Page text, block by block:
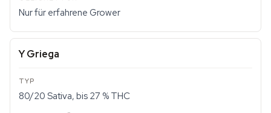
Nur für erfahrene Grower
Y Griega
80/20 Sativa, bis 27 % THC